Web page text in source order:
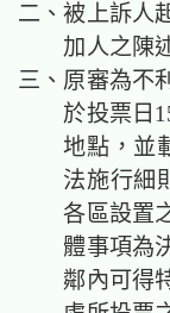
二、被上訴人
加人之陳
三、原審為不
於投票日
地點，並
法施行細
各區設置
體事項為
鄰內可得